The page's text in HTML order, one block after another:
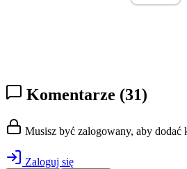
Komentarze (31)
Musisz być zalogowany, aby dodać
Zaloguj się